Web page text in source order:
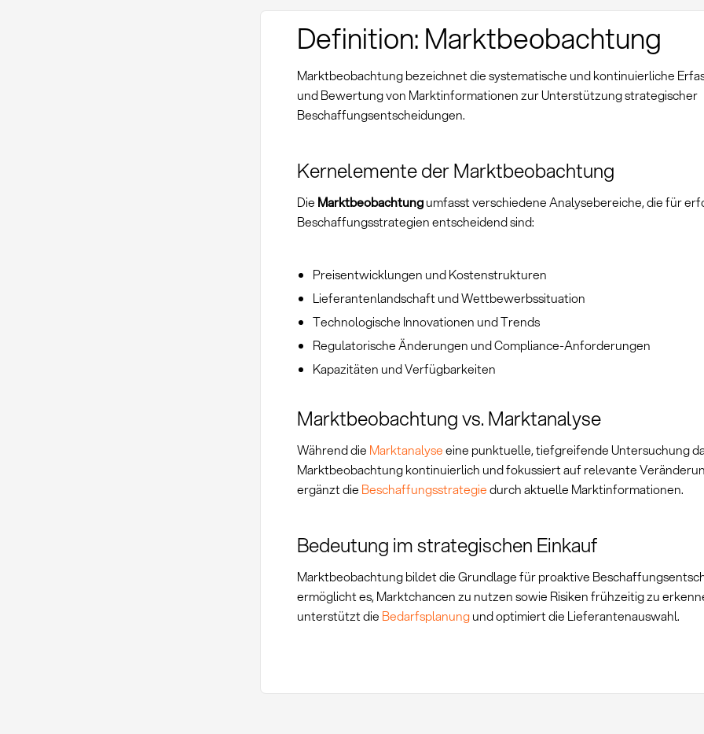
Definition: Marktbeobachtung
Marktbeobachtung bezeichnet die systematische und kontinuierliche
und Bewertung von Marktinformationen zur Unterstützung strategischer
Beschaffungsentscheidungen.
Kernelemente der Marktbeobachtung
Die Marktbeobachtungumfasst verschiedene Analysebereiche, die für
Beschaffungsstrategien entscheidend sind:
Preisentwicklungen und Kostenstrukturen
Lieferantenlandschaft und Wettbewerbssituation
Technologische Innovationen und Trends
Regulatorische Änderungen und Compliance-Anforderungen
Kapazitäten und Verfügbarkeiten
Marktbeobachtung vs. Marktanalyse
Während die Marktanalyseeine punktuelle, tiefgreifende Untersuchung
Marktbeobachtung kontinuierlich und fokussiert auf relevante
ergänzt die Beschaffungsstrategiedurch aktuelle Marktinformationen.
Bedeutung im strategischen Einkauf
Marktbeobachtung bildet die Grundlage für proaktive
ermöglicht es, Marktchancen zu nutzen sowie Risiken frühzeitig zu
unterstützt die Bedarfsplanungund optimiert die Lieferantenauswahl.